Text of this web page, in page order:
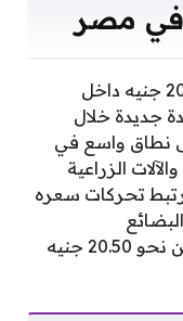
في مصر
استقر سعر لتر السولار اليوم عند 20.50 جنيه داخل
جديدة خلال
نطاق واسع في
الزراعية
تحركات سعره
والخدمات.كما بلغ سعر لتر الكيروسين نحو 20.50 جنيه